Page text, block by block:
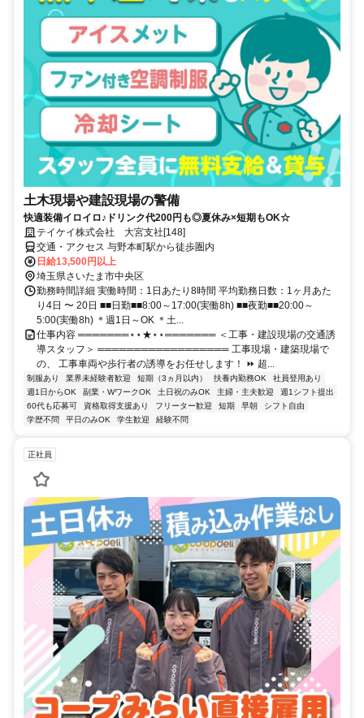
土木現場や建設現場の警備
快適装備イロイロ♪ドリンク代200円も◎夏休み×短期もOK☆
テイケイ株式会社 大宮支社[148]
交通・アクセス 与野本町駅から徒歩圏内
日給13,500円以上
埼玉県さいたま市中央区
勤務時間詳細 実働時間：1日あたり8時間 平均勤務日数：1ヶ月あた
り4日 〜 20日 ■■日勤■■8:00～17:00(実働8h) ■■夜勤■■20:00～
5:00(実働8h) ＊週1日～OK ＊土...
仕事内容 ═══════⋆⋆★⋆⋆═══════ ＜工事・建設現場の交通誘
導スタッフ＞ ══════════════════ 工事現場・建築現場で
の、 工事車両や歩行者の誘導をお任せします！ ⏩ 超...
制服あり 業界未経験者歓迎 短期（3ヵ月以内） 扶養内勤務OK
社員登用あり
週1日からOK
副業・WワークOK 土日祝のみOK 主婦・主夫歓迎
週1シフト提出
60代も応募可
資格取得支援あり フリーター歓迎 短期 早朝
シフト自由
学歴不問
平日のみOK 学生歓迎 経験不問
正社員